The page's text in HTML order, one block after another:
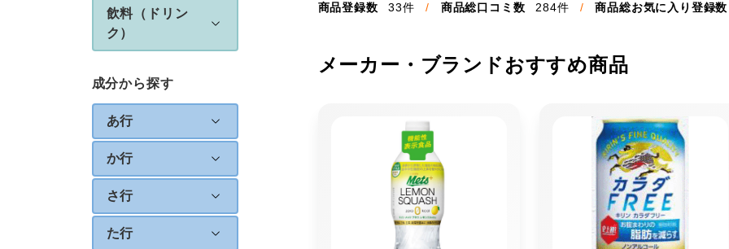
飲料（ドリン
ク）
成分から探す
あ行
か行
さ行
た行
商品登録数 33件 商品総口コミ数 284件 商品総お気に入り登録数
メーカー・ブランドおすすめ商品